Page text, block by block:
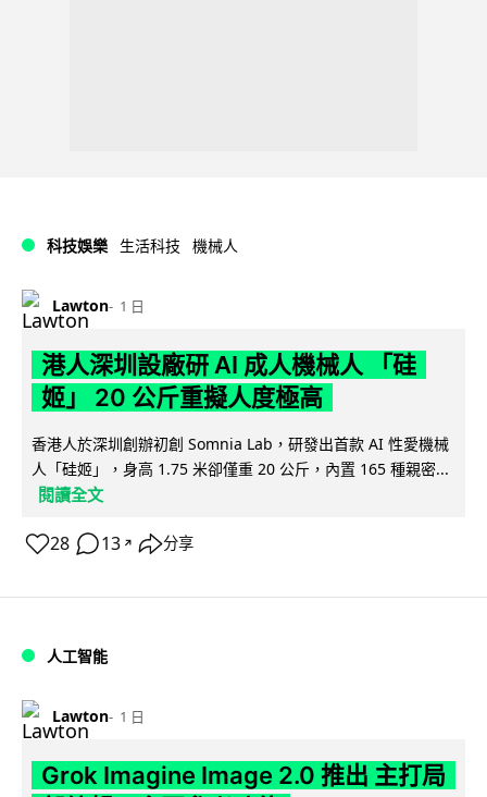
科技娛樂 生活科技 機械人
Lawton 1 日
港人深圳設廠研 AI 成人機械人 「硅
姬」 20 公斤重擬人度極高
香港人於深圳創辦初創 Somnia Lab，研發出首款 AI 性愛機械
人「硅姬」，身高 1.75 米卻僅重 20 公斤，內置 165 種親密...
閱讀全文
28 13 ↗ 分享
人工智能
Lawton 1 日
Grok Imagine Image 2.0 推出 主打局